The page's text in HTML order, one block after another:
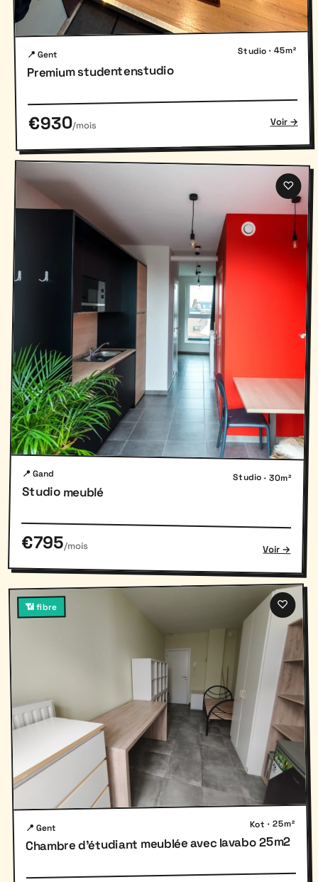
📍 Gent Studio · 45m²
Premium studentenstudio
€930/mois Voir →
♡
📍 Gand Studio · 30m²
Studio meublé
€795/mois Voir →
📶 fibre ♡
📍 Gent Kot · 25m²
Chambre d'étudiant meublée avec lavabo 25m2